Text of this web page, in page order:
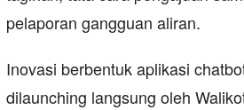
pelaporan gangguan aliran.
Inovasi berbentuk aplikasi
dilaunching langsung oleh